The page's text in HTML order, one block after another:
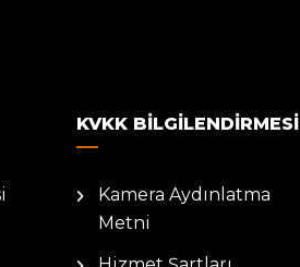
KVKK BILGILENDIRMESI
Kamera Aydınlatma
Metni